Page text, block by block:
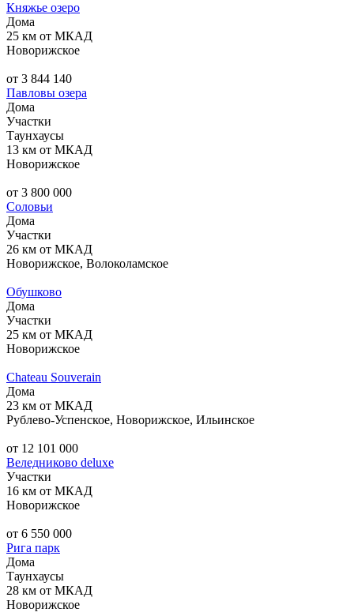
Княжье озеро
Дома
25 км от МКАД
Новорижское
от 3 844 140
Павловы озера
Дома
Участки
Таунхаусы
13 км от МКАД
Новорижское
от 3 800 000
Соловьи
Дома
Участки
26 км от МКАД
Новорижское, Волоколамское
Обушково
Дома
Участки
25 км от МКАД
Новорижское
Chateau Souverain
Дома
23 км от МКАД
Рублево-Успенское, Новорижское, Ильинское
от 12 101 000
Веледниково deluxe
Участки
16 км от МКАД
Новорижское
от 6 550 000
Рига парк
Дома
Таунхаусы
28 км от МКАД
Новорижское